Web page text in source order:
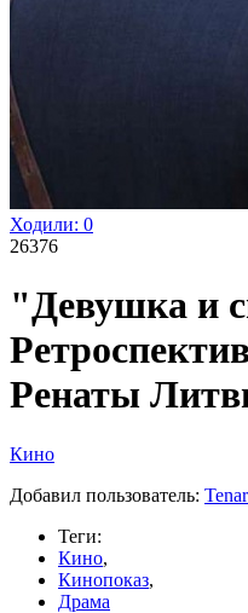
Ходили: 0
26376
"Девушка и
Ренаты
Кино
Добавил пользователь:
Теги:
Кино,
Кинопоказ,
Драма